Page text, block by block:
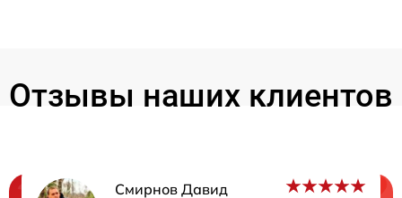
Отзывы наших клиентов
Смирнов Давид